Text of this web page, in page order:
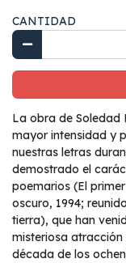
CANTIDAD
La obra de Soledad
mayor intensidad y
nuestras letras
demostrado el
poemarios (El
oscuro, 1994;
tierra), que han
misteriosa
década de los